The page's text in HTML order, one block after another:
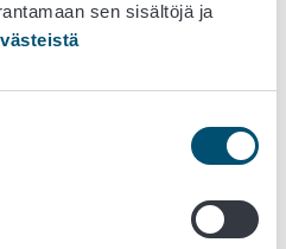
sen sisältöjä ja
tuotannosta: